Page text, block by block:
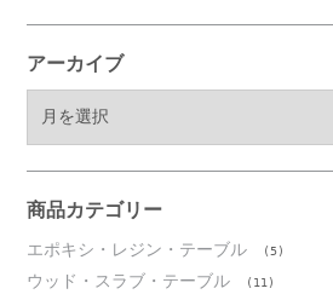
アーカイブ
ブ
商品カテゴリー
エポキシ・レジン・テーブル (5)
ウッド・スラブ・テーブル (11)